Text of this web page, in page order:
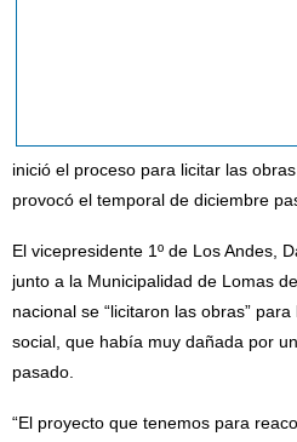
inició el proceso para licitar las
provocó el temporal de diciembre
El vicepresidente 1º de Los Andes,
junto a la Municipalidad de Lomas
nacional se “licitaron las obras”
social, que había muy dañada por
pasado.
“El proyecto que tenemos para